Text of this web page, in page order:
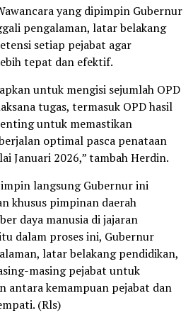
yang dipimpin Gubernur
pengalaman, latar belakang
setiap pejabat agar
tepat dan efektif.
untuk mengisi sejumlah OPD
tugas, termasuk OPD hasil
untuk memastikan
optimal pasca penataan
Januari 2026,” tambah Herdin.
langsung Gubernur ini
khusus pimpinan daerah
daya manusia di jajaran
dalam proses ini, Gubernur
latar belakang pendidikan,
masing pejabat untuk
antara kemampuan pejabat dan
(Rls)